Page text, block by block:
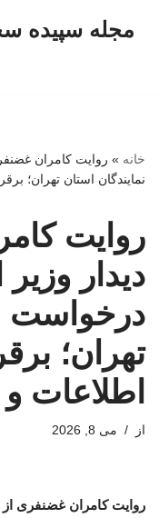
مجله سپیده
خانه » روایت کامران
نمایندگان استان تهران؛
روایت
دیدار
درخواست
تهران؛
اطلاعات
از می 8, 2026
روایت کامران غضنفری از